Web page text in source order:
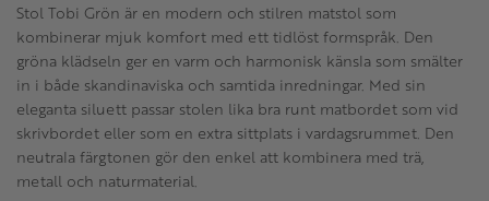
Stol Tobi Grön är en modern och stilren matstol som
kombinerar mjuk komfort med ett tidlöst formspråk. Den
gröna klädseln ger en varm och harmonisk känsla som smälter
in i både skandinaviska och samtida inredningar. Med sin
eleganta siluett passar stolen lika bra runt matbordet som vid
skrivbordet eller som en extra sittplats i vardagsrummet. Den
neutrala färgtonen gör den enkel att kombinera med trä,
metall och naturmaterial.